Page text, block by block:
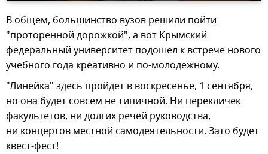
В общем, большинство вузов решили пойти
"проторенной дорожкой", а вот Крымский
федеральный университет подошел к встрече нового
учебного года креативно и по-молодежному.
"Линейка" здесь пройдет в воскресенье, 1 сентября,
но она будет совсем не типичной. Ни перекличек
факультетов, ни долгих речей руководства,
ни концертов местной самодеятельности. Зато будет
квест-фест!